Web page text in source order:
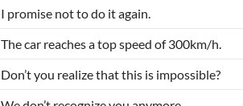
I promise not to do it again.
The car reaches a top speed of 300km/h.
Don’t you realize that this is impossible?